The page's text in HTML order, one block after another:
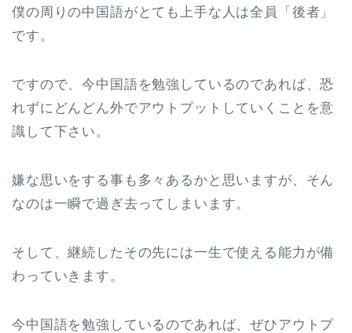
僕の周りの中国語がとても上手な人は全員「後者」
です。
ですので、今中国語を勉強しているのであれば、恐
れずにどんどん外でアウトプットしていくことを意
識して下さい。
嫌な思いをする事も多々あるかと思いますが、そん
なのは一瞬で過ぎ去ってしまいます。
そして、継続したその先には一生で使える能力が備
わっていきます。
今中国語を勉強しているのであれば、ぜひアウトプ